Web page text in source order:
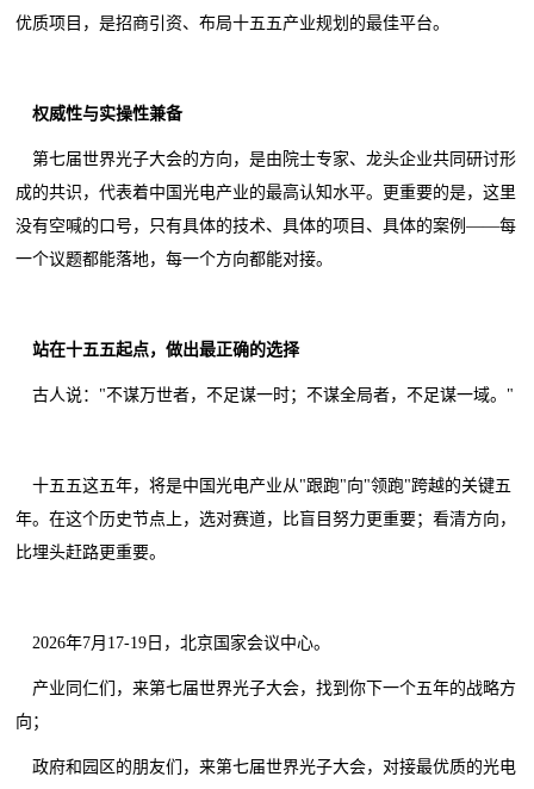
优质项目，是招商引资、布局十五五产业规划的最佳平台。
权威性与实操性兼备
第七届世界光子大会的方向，是由院士专家、龙头企业共同研讨形
成的共识，代表着中国光电产业的最高认知水平。更重要的是，这里
没有空喊的口号，只有具体的技术、具体的项目、具体的案例——每
一个议题都能落地，每一个方向都能对接。
站在十五五起点，做出最正确的选择
古人说："不谋万世者，不足谋一时；不谋全局者，不足谋一域。"
十五五这五年，将是中国光电产业从"跟跑"向"领跑"跨越的关键五
年。在这个历史节点上，选对赛道，比盲目努力更重要；看清方向，
比埋头赶路更重要。
2026年7月17-19日，北京国家会议中心。
产业同仁们，来第七届世界光子大会，找到你下一个五年的战略方
向；
政府和园区的朋友们，来第七届世界光子大会，对接最优质的光电